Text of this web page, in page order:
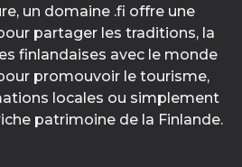
un domaine .fi offre une
partager les traditions, la
finlandaises avec le monde
promouvoir le tourisme,
locales ou simplement
patrimoine de la Finlande.